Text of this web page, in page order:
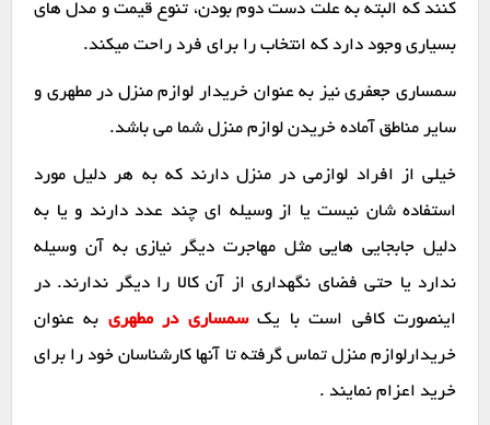
کنند که البته به علت دست دوم بودن، تنوع قیمت و مدل های
بسیاری وجود دارد که انتخاب را برای فرد راحت میکند.
سمساری جعفری نیز به عنوان خریدار لوازم منزل در مطهری و
سایر مناطق آماده خریدن لوازم منزل شما می باشد.
خیلی از افراد لوازمی در منزل دارند که به هر دلیل مورد
استفاده شان نیست یا از وسیله ای چند عدد دارند و یا به
دلیل جابجایی هایی مثل مهاجرت دیگر نیازی به آن وسیله
ندارد یا حتی فضای نگهداری از آن کالا را دیگر ندارند. در
اینصورت کافی است با یکسمساری در مطهری به عنوان
خریدارلوازم منزل تماس گرفته تا آنها کارشناسان خود را برای
خرید اعزام نمایند .